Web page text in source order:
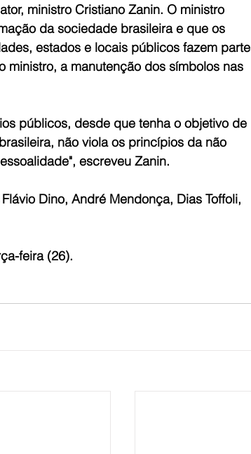
ministro Cristiano Zanin. O ministro
da sociedade brasileira e que os
estados e locais públicos fazem parte
ministro, a manutenção dos símbolos nas
públicos, desde que tenha o objetivo de
não viola os princípios da não
escreveu Zanin.
Dino, André Mendonça, Dias Toffoli,
feira (26).